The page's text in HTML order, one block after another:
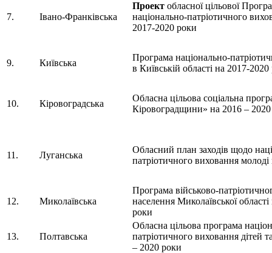
7. Івано-Франківська
Проект обласної цільової
національно-патріотичного
2017-2020 роки
9. Київська
Програма національно-
в Київській області на 2017-
10. Кіровоградська
Обласна цільова соціальна
Кіровоградщини» на 2016 –
11. Луганська
Обласний план заходів щодо
патріотичного виховання молоді
12. Миколаївська
Програма військово-
населення Миколаївської
роки
13. Полтавська
Обласна цільова програма
патріотичного виховання дітей
– 2020 роки